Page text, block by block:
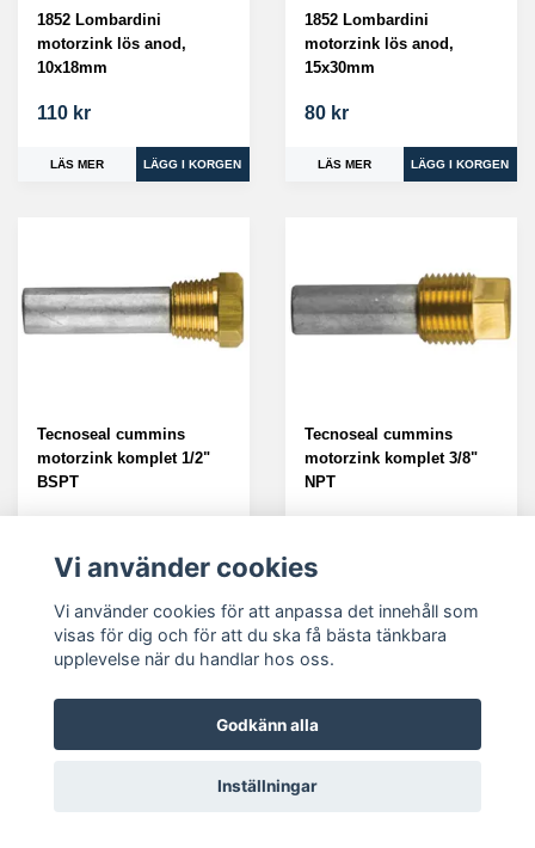
1852 Lombardini
motorzink lös anod,
10x18mm
110 kr
LÄS MER
1852 Lombardini
motorzink lös anod,
15x30mm
80 kr
LÄS MER
Tecnoseal cummins
motorzink komplet 1/2"
BSPT
LÄS MER
Tecnoseal cummins
motorzink komplet 3/8"
NPT
Vi använder cookies
Vi använder cookies för att anpassa det innehåll som
visas för dig och för att du ska få bästa tänkbara
upplevelse när du handlar hos oss.
Godkänn alla
Inställningar